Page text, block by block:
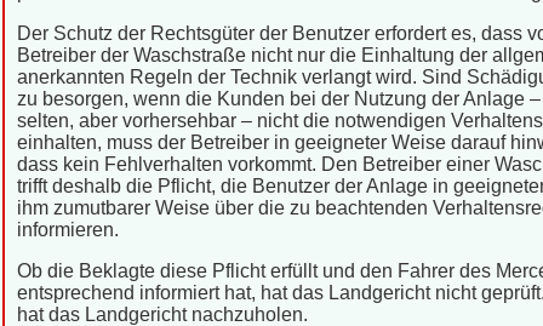
Der Schutz der Rechtsgüter der Benutzer erfordert es, dass
Betreiber der Waschstraße nicht nur die Einhaltung der
anerkannten Regeln der Technik verlangt wird. Sind
zu besorgen, wenn die Kunden bei der Nutzung der Anlage
selten, aber vorhersehbar – nicht die notwendigen
einhalten, muss der Betreiber in geeigneter Weise darauf
dass kein Fehlverhalten vorkommt. Den Betreiber einer
trifft deshalb die Pflicht, die Benutzer der Anlage in
ihm zumutbarer Weise über die zu beachtenden
informieren.
Ob die Beklagte diese Pflicht erfüllt und den Fahrer des
entsprechend informiert hat, hat das Landgericht nicht
hat das Landgericht nachzuholen.